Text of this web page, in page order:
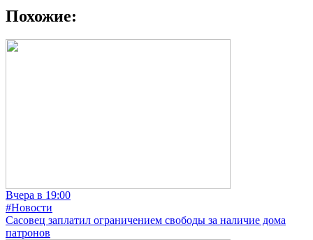
Похожие:
Вчера в 19:00
#Новости
Сасовец заплатил ограничением свободы за наличие дома
патронов